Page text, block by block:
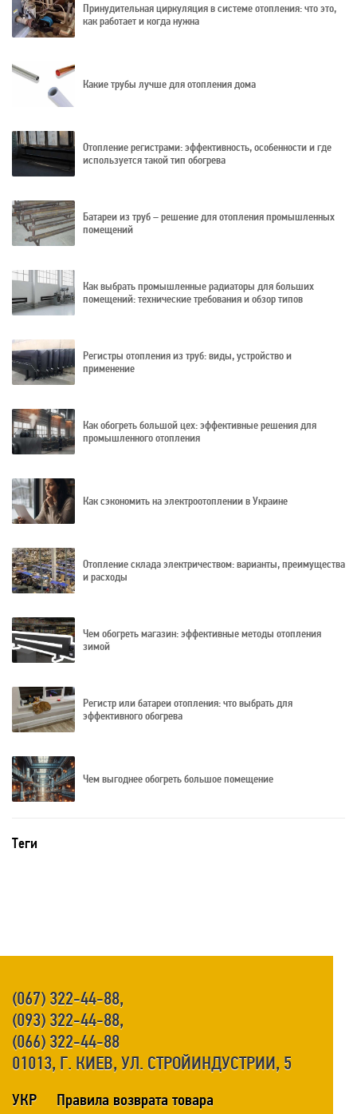
Принудительная циркуляция в системе отопления: что это,
как работает и когда нужна
Какие трубы лучше для отопления дома
Отопление регистрами: эффективность, особенности и где
используется такой тип обогрева
Батареи из труб – решение для отопления промышленных
помещений
Как выбрать промышленные радиаторы для больших
помещений: технические требования и обзор типов
Регистры отопления из труб: виды, устройство и
применение
Как обогреть большой цех: эффективные решения для
промышленного отопления
Как сэкономить на электроотоплении в Украине
Отопление склада электричеством: варианты, преимущества
и расходы
Чем обогреть магазин: эффективные методы отопления
зимой
Регистр или батареи отопления: что выбрать для
эффективного обогрева
Чем выгоднее обогреть большое помещение
Теги
(067) 322-44-88,
(093) 322-44-88,
(066) 322-44-88
01013, Г. КИЕВ, УЛ. СТРОЙИНДУСТРИИ, 5
УКР Правила возврата товара